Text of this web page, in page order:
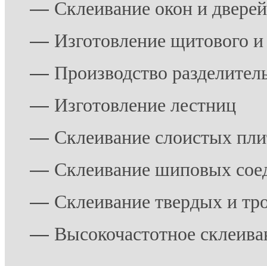
― Склеивание окон и дверей
― Изготовление щитового
― Производство
― Изготовление лестниц
― Склеивание слоистых
― Склеивание шиповых
― Склеивание твердых и
― Высокочастотное